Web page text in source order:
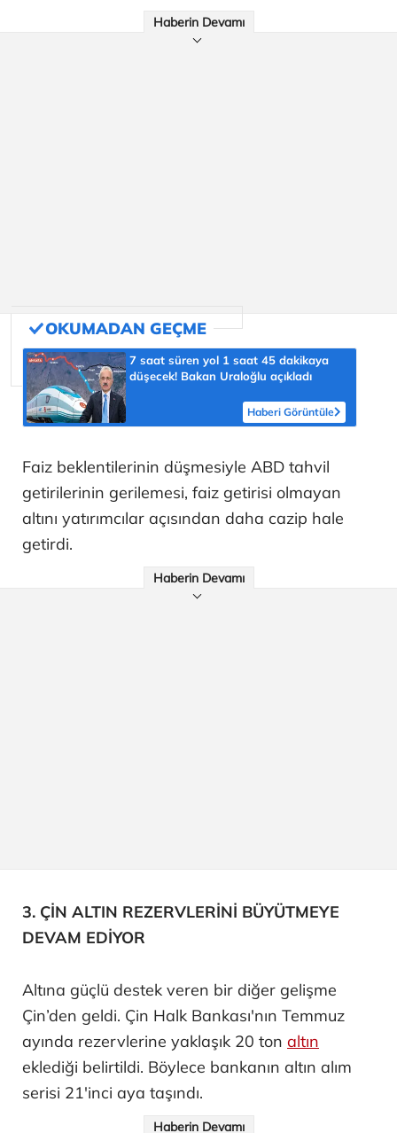
Haberin Devamı
7 saat süren yol 1 saat 45 dakikaya
düşecek! Bakan Uraloğlu açıkladı
Haberi Görüntüle
Faiz beklentilerinin düşmesiyle ABD tahvil
getirilerinin gerilemesi, faiz getirisi olmayan
altını yatırımcılar açısından daha cazip hale
getirdi.
Haberin Devamı
3. ÇİN ALTIN REZERVLERİNİ BÜYÜTMEYE
DEVAM EDİYOR
Altına güçlü destek veren bir diğer gelişme
Çin’den geldi. Çin Halk Bankası'nın Temmuz
ayında rezervlerine yaklaşık 20 ton altın
eklediği belirtildi. Böylece bankanın altın alım
serisi 21'inci aya taşındı.
Haberin Devamı